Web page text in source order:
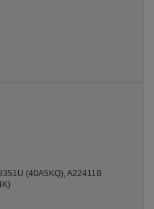
(40A5KQ), A22411B